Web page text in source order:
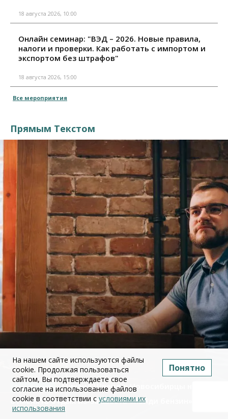
18 августа 2026, 10:00
Онлайн семинар: "ВЭД – 2026. Новые правила,
налоги и проверки. Как работать с импортом и
экспортом без штрафов"
18 августа 2026, 15:00
Все мероприятия
Прямым Текстом
Михаил Швецов: Новосибирцы начали
отменять отдых из-за квеста «найди бензин»
На нашем сайте используются файлы
cookie. Продолжая пользоваться
сайтом, Вы подтверждаете свое
согласие на использование файлов
cookie в соответствии с условиями их
использования
Понятно